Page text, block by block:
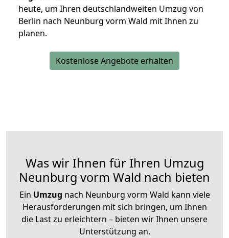
heute, um Ihren deutschlandweiten Umzug von
Berlin nach Neunburg vorm Wald mit Ihnen zu
planen.
Kostenlose Angebote erhalten
Was wir Ihnen für Ihren Umzug
Neunburg vorm Wald nach bieten
Ein Umzug nach Neunburg vorm Wald kann viele
Herausforderungen mit sich bringen, um Ihnen
die Last zu erleichtern – bieten wir Ihnen unsere
Unterstützung an.